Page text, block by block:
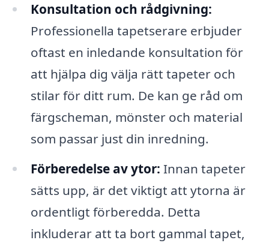
Konsultation och rådgivning:
Professionella tapetserare erbjuder
oftast en inledande konsultation för
att hjälpa dig välja rätt tapeter och
stilar för ditt rum. De kan ge råd om
färgscheman, mönster och material
som passar just din inredning.
Förberedelse av ytor: Innan tapeter
sätts upp, är det viktigt att ytorna är
ordentligt förberedda. Detta
inkluderar att ta bort gammal tapet,